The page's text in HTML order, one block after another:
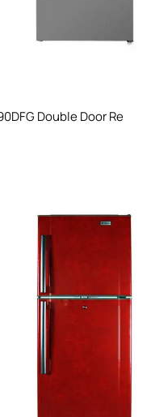
Double Door Re